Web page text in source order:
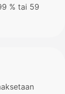
% tai 59